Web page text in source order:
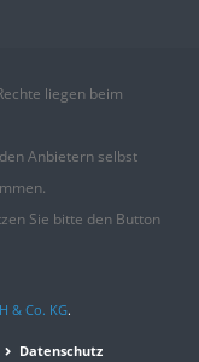
liegen beim
Anbietern selbst
Sie bitte den Button
& Co. KG.
Datenschutz